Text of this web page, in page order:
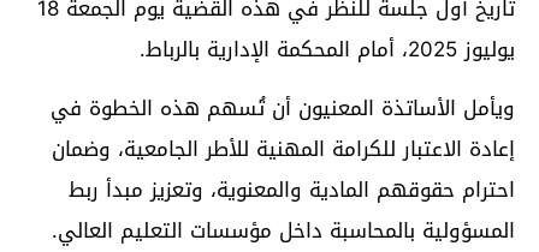
تاريخ أول جلسة للنظر في هذه القضية يوم الجمعة 18
يوليوز 2025، أمام المحكمة الإدارية بالرباط.
ويأمل الأساتذة المعنيون أن تُسهم هذه الخطوة في
إعادة الاعتبار للكرامة المهنية للأطر الجامعية، وضمان
احترام حقوقهم المادية والمعنوية، وتعزيز مبدأ ربط
المسؤولية بالمحاسبة داخل مؤسسات التعليم العالي.